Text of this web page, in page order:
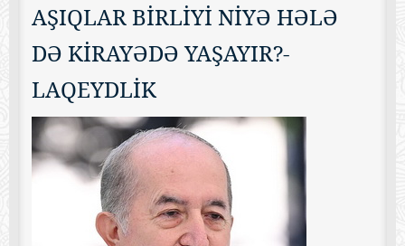
AŞIQLAR BİRLİYİ NİYƏ HƏLƏ
DƏ KİRAYƏDƏ YAŞAYIR?-
LAQEYDLİK